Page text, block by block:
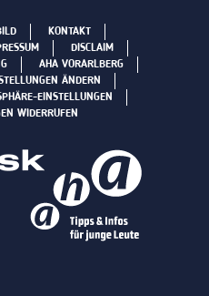
KONTAKT
DISCLAIM
AHA VORARLBERG
ÄNDERN
EINSTELLUNGEN
WIDERRUFEN